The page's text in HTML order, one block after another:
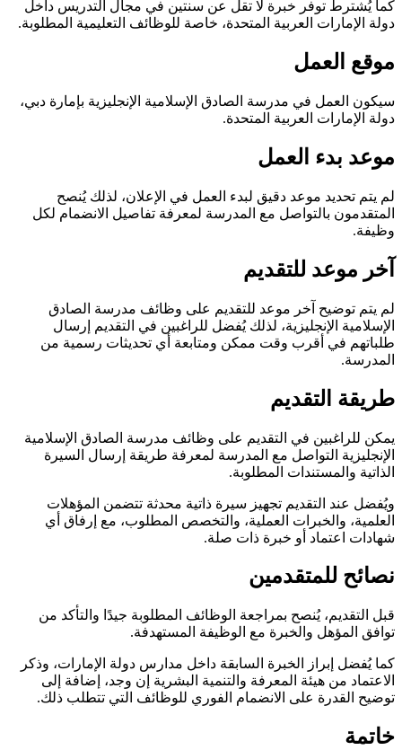
كما يُشترط توفر خبرة لا تقل عن سنتين في مجال التدريس داخل
دولة الإمارات العربية المتحدة، خاصة للوظائف التعليمية المطلوبة.
موقع العمل
سيكون العمل في مدرسة الصادق الإسلامية الإنجليزية بإمارة دبي،
دولة الإمارات العربية المتحدة.
موعد بدء العمل
لم يتم تحديد موعد دقيق لبدء العمل في الإعلان، لذلك يُنصح
المتقدمون بالتواصل مع المدرسة لمعرفة تفاصيل الانضمام لكل
وظيفة.
آخر موعد للتقديم
لم يتم توضيح آخر موعد للتقديم على وظائف مدرسة الصادق
الإسلامية الإنجليزية، لذلك يُفضل للراغبين في التقديم إرسال
طلباتهم في أقرب وقت ممكن ومتابعة أي تحديثات رسمية من
المدرسة.
طريقة التقديم
يمكن للراغبين في التقديم على وظائف مدرسة الصادق الإسلامية
الإنجليزية التواصل مع المدرسة لمعرفة طريقة إرسال السيرة
الذاتية والمستندات المطلوبة.
ويُفضل عند التقديم تجهيز سيرة ذاتية محدثة تتضمن المؤهلات
العلمية، والخبرات العملية، والتخصص المطلوب، مع إرفاق أي
شهادات اعتماد أو خبرة ذات صلة.
نصائح للمتقدمين
قبل التقديم، يُنصح بمراجعة الوظائف المطلوبة جيدًا والتأكد من
توافق المؤهل والخبرة مع الوظيفة المستهدفة.
كما يُفضل إبراز الخبرة السابقة داخل مدارس دولة الإمارات، وذكر
الاعتماد من هيئة المعرفة والتنمية البشرية إن وجد، إضافة إلى
توضيح القدرة على الانضمام الفوري للوظائف التي تتطلب ذلك.
خاتمة